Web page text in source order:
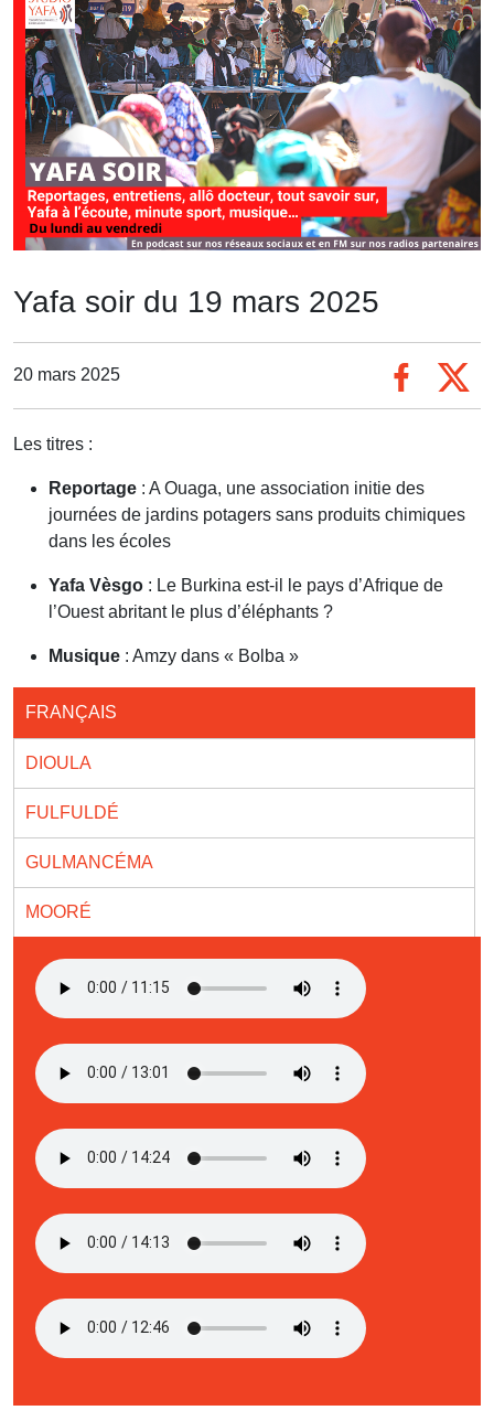
Yafa soir du 19 mars 2025
20 mars 2025
Les titres :
Reportage : A Ouaga, une association initie des
journées de jardins potagers sans produits chimiques
dans les écoles
Yafa Vèsgo : Le Burkina est-il le pays d’Afrique de
l’Ouest abritant le plus d’éléphants ?
Musique : Amzy dans « Bolba »
FRANÇAIS
DIOULA
FULFULDÉ
GULMANCÉMA
MOORÉ